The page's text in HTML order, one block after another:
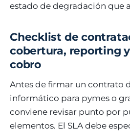
estado de degradación que
Checklist de
cobertura, reporting
cobro
Antes de firmar un contrato
informático para pymes o
conviene revisar punto por
elementos. El SLA debe